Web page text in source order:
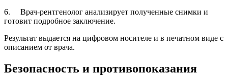
6. Врач-рентгенолог анализирует полученные снимки и
готовит подробное заключение.
Результат выдается на цифровом носителе и в печатном виде с
описанием от врача.
Безопасность и противопоказания